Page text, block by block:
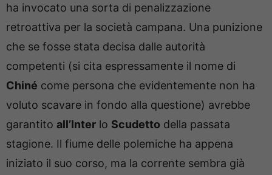
ha invocato una sorta di penalizzazione
retroattiva per la società campana. Una punizione
che se fosse stata decisa dalle autorità
competenti (si cita espressamente il nome di
Chiné come persona che evidentemente non ha
voluto scavare in fondo alla questione) avrebbe
garantito all’Inter lo Scudetto della passata
stagione. Il fiume delle polemiche ha appena
iniziato il suo corso, ma la corrente sembra già